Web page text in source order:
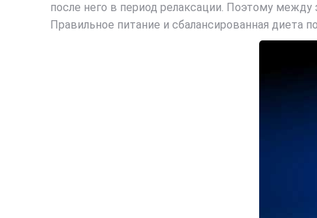
после него в период релаксации. Поэтому
Правильное питание и сбалансированная диета